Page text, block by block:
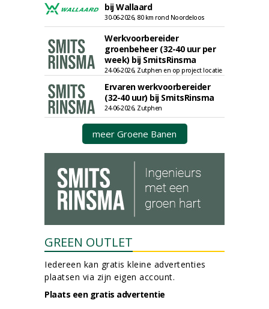
bij Wallaard
30-06-2026, 80 km rond Noordeloos
Werkvoorbereider
groenbeheer (32-40 uur per
week) bij SmitsRinsma
24-06-2026, Zutphen en op project locatie
Ervaren werkvoorbereider
(32-40 uur) bij SmitsRinsma
24-06-2026, Zutphen
meer Groene Banen
GREEN OUTLET
Iedereen kan gratis kleine advertenties
plaatsen via zijn eigen account.
Plaats een gratis advertentie